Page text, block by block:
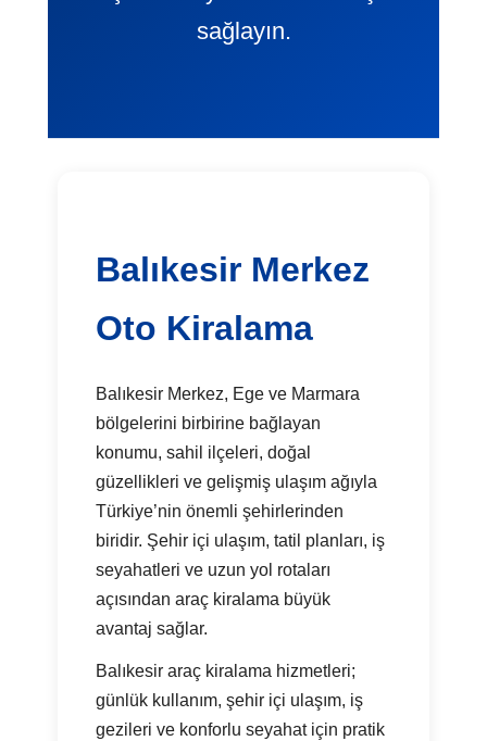
sağlayın.
Balıkesir Merkez
Oto Kiralama
Balıkesir Merkez, Ege ve Marmara
bölgelerini birbirine bağlayan
konumu, sahil ilçeleri, doğal
güzellikleri ve gelişmiş ulaşım ağıyla
Türkiye’nin önemli şehirlerinden
biridir. Şehir içi ulaşım, tatil planları, iş
seyahatleri ve uzun yol rotaları
açısından araç kiralama büyük
avantaj sağlar.
Balıkesir araç kiralama hizmetleri;
günlük kullanım, şehir içi ulaşım, iş
gezileri ve konforlu seyahat için pratik